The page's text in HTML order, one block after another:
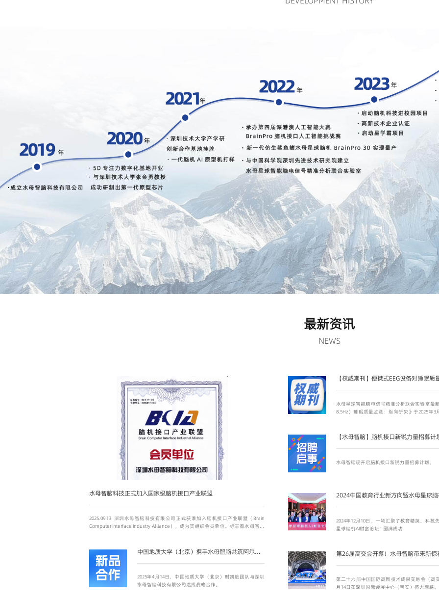
最新资讯
NEWS
水母智脑科技正式加入国家级脑机接口产业联盟
2025.09.13. 深圳水母智脑科技有限公司正式获准加入脑机接口产业联盟（Brain
Computer Interface Industry Alliance），成为其组织会员单位。标志着水母智脑
拓展产学研协同创新网络奠定了坚实基础。
中国地质大学（北京）携手水母智脑共筑阿尔茨海默症预防新防线
2025年4月14日，中国地质大学（北京）时凯旋团队与深圳
水母智脑科技有限公司达成战略合作。
【权威期刊】便携式EEG设备对睡眠质
水母星球智能脑电信号精准分析联合实验室最
8.5Hz）睡眠质量监测：纵向研究》于2025年
【水母智脑】脑机接口新锐力量招募计
水母智脑现开启脑机接口新锐力量招募计划。
2024中国教育行业新方向暨水母星球
2024年12月10日，一场汇聚了教育精英、科
星球脑机AI财富论坛”圆满成功
第26届高交会开幕！水母智脑带来新惊
第二十六届中国国际高新技术成果交易会（高
月14日在深圳国际会展中心（宝安）盛大启幕。